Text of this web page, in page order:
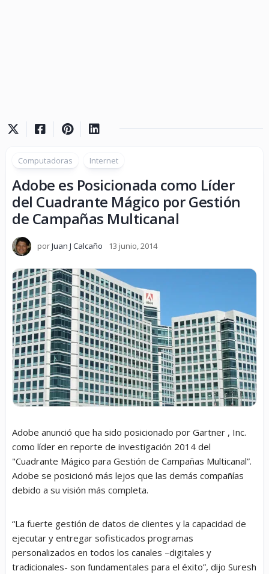
Computadoras Internet
Adobe es Posicionada como Líder
del Cuadrante Mágico por Gestión
de Campañas Multicanal
porJuan J Calcaño 13 junio, 2014
Adobe anunció que ha sido posicionado por Gartner , Inc.
como líder en reporte de investigación 2014 del
"Cuadrante Mágico para Gestión de Campañas Multicanal”.
Adobe se posicionó más lejos que las demás compañías
debido a su visión más completa.
“La fuerte gestión de datos de clientes y la capacidad de
ejecutar y entregar sofisticados programas
personalizados en todos los canales –digitales y
tradicionales- son fundamentales para el éxito”, dijo Suresh